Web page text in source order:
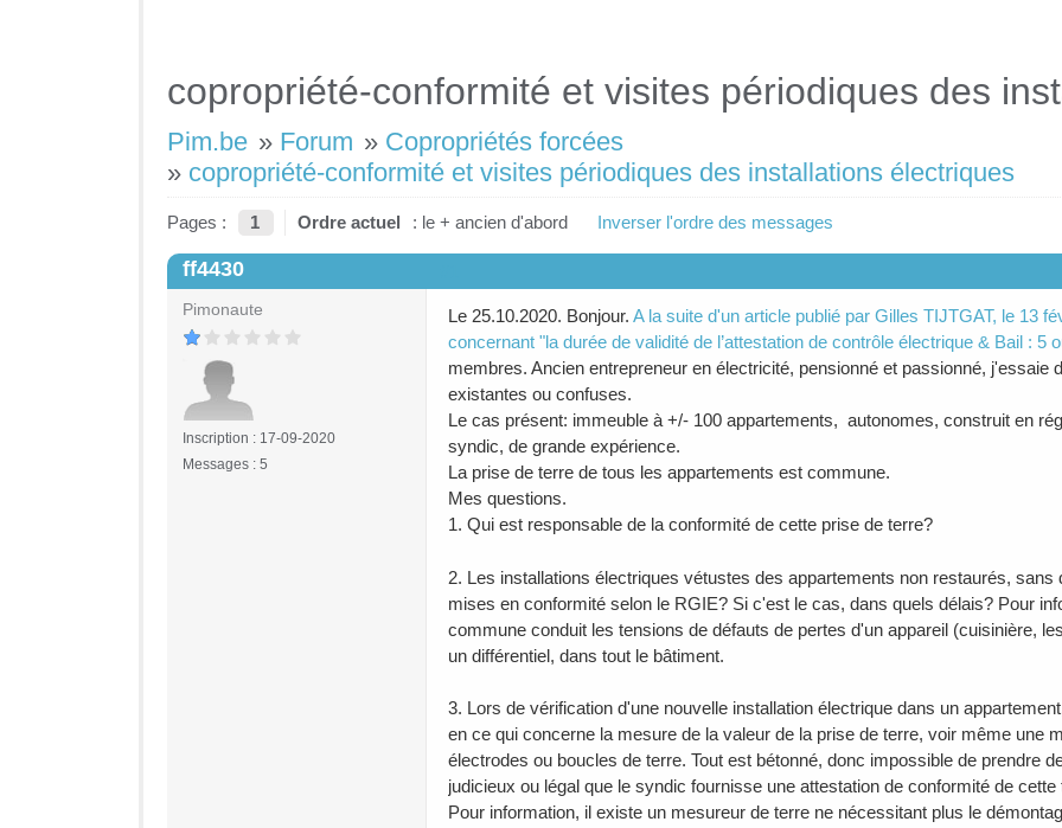
copropriété-conformité et visites périodiques des
Pim.be » Forum » Copropriétés forcées
» copropriété-conformité et visites périodiques des installations électriques
Pages : 1 Ordre actuel : le + ancien d'abord Inverser l'ordre des messages
ff4430
Pimonaute
Inscription : 17-09-2020
Messages : 5
Le 25.10.2020. Bonjour. A la suite d'un article publié par Gilles TIJTGAT, le 13
concernant "la durée de validité de l’attestation de contrôle électrique & Bail : 5
membres. Ancien entrepreneur en électricité, pensionné et passionné, j'essaie
existantes ou confuses.
Le cas présent: immeuble à +/- 100 appartements, autonomes, construit en
syndic, de grande expérience.
La prise de terre de tous les appartements est commune.
Mes questions.
1. Qui est responsable de la conformité de cette prise de terre?
2. Les installations électriques vétustes des appartements non restaurés, sans
mises en conformité selon le RGIE? Si c'est le cas, dans quels délais? Pour
commune conduit les tensions de défauts de pertes d'un appareil (cuisinière,
un différentiel, dans tout le bâtiment.
3. Lors de vérification d'une nouvelle installation électrique dans un
en ce qui concerne la mesure de la valeur de la prise de terre, voir même une
électrodes ou boucles de terre. Tout est bétonné, donc impossible de prendre
judicieux ou légal que le syndic fournisse une attestation de conformité de
Pour information, il existe un mesureur de terre ne nécessitant plus le